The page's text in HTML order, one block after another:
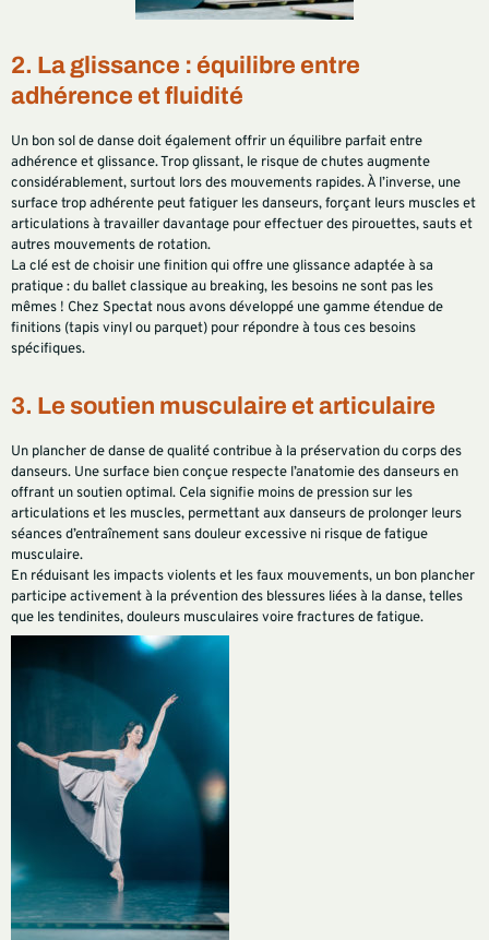
2. La glissance : équilibre entre
adhérence et fluidité
Un bon sol de danse doit également offrir un équilibre parfait entre
adhérence et glissance. Trop glissant, le risque de chutes augmente
considérablement, surtout lors des mouvements rapides. À l’inverse, une
surface trop adhérente peut fatiguer les danseurs, forçant leurs muscles et
articulations à travailler davantage pour effectuer des pirouettes, sauts et
autres mouvements de rotation.
La clé est de choisir une finition qui offre une glissance adaptée à sa
pratique : du ballet classique au breaking, les besoins ne sont pas les
mêmes ! Chez Spectat nous avons développé une gamme étendue de
finitions (tapis vinyl ou parquet) pour répondre à tous ces besoins
spécifiques.
3. Le soutien musculaire et articulaire
Un plancher de danse de qualité contribue à la préservation du corps des
danseurs. Une surface bien conçue respecte l’anatomie des danseurs en
offrant un soutien optimal. Cela signifie moins de pression sur les
articulations et les muscles, permettant aux danseurs de prolonger leurs
séances d’entraînement sans douleur excessive ni risque de fatigue
musculaire.
En réduisant les impacts violents et les faux mouvements, un bon plancher
participe activement à la prévention des blessures liées à la danse, telles
que les tendinites, douleurs musculaires voire fractures de fatigue.